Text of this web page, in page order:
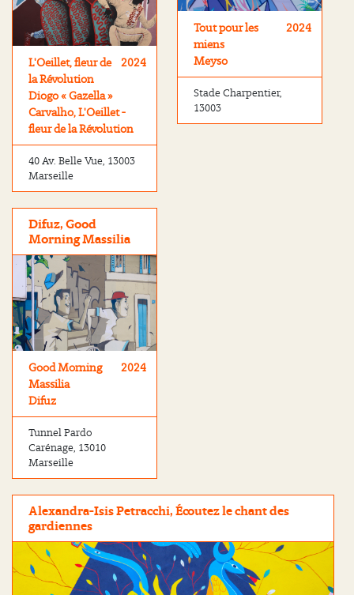
L'Oeillet, fleur de
la Révolution
Diogo « Gazella »
Carvalho, L'Oeillet -
fleur de la Révolution
2024
40 Av. Belle Vue, 13003
Marseille
Tout pour les
miens
Meyso
2024
Stade Charpentier,
13003
Difuz, Good
Morning Massilia
Good Morning
Massilia
Difuz
2024
Tunnel Pardo
Carénage, 13010
Marseille
Alexandra-Isis Petracchi, Écoutez le chant des
gardiennes